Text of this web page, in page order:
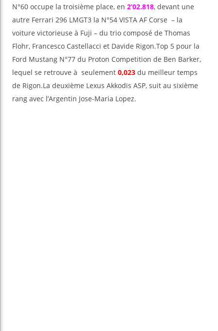
N°60 occupe la troisième place, en 2’02.818, devant une
autre Ferrari 296 LMGT3 la N°54 VISTA AF Corse – la
voiture victorieuse à Fuji – du trio composé de Thomas
Flohr, Francesco Castellacci et Davide Rigon.Top 5 pour la
Ford Mustang N°77 du Proton Competition de Ben Barker,
lequel se retrouve à seulement 0,023 du meilleur temps
de Rigon.La deuxième Lexus Akkodis ASP, suit au sixième
rang avec l’Argentin Jose-Maria Lopez.